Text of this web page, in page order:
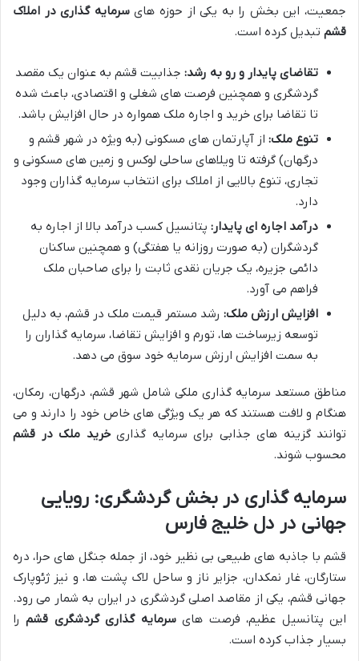
جمعیت، این بخش را به یکی از حوزه هایسرمایه گذاری در املاک
قشم تبدیل کرده است.
تقاضای پایدار و رو به رشد: جذابیت قشم به عنوان یک مقصد
گردشگری و همچنین فرصت های شغلی و اقتصادی، باعث شده
تا تقاضا برای خرید و اجاره ملک همواره در حال افزایش باشد.
تنوع ملک: از آپارتمان های مسکونی (به ویژه در شهر قشم و
درگهان) گرفته تا ویلاهای ساحلی لوکس و زمین های مسکونی و
تجاری، تنوع بالایی از املاک برای انتخاب سرمایه گذاران وجود
دارد.
درآمد اجاره ای پایدار: پتانسیل کسب درآمد بالا از اجاره به
گردشگران (به صورت روزانه یا هفتگی) و همچنین ساکنان
دائمی جزیره، یک جریان نقدی ثابت را برای صاحبان ملک
فراهم می آورد.
افزایش ارزش ملک: رشد مستمر قیمت ملک در قشم، به دلیل
توسعه زیرساخت ها، تورم و افزایش تقاضا، سرمایه گذاران را
به سمت افزایش ارزش سرمایه خود سوق می دهد.
مناطق مستعد سرمایه گذاری ملکی شامل شهر قشم، درگهان، رمکان،
هنگام و لافت هستند که هر یک ویژگی های خاص خود را دارند و می
توانند گزینه های جذابی برای سرمایه گذاریخرید ملک در قشم
محسوب شوند.
سرمایه گذاری در بخش گردشگری: رویایی
جهانی در دل خلیج فارس
قشم با جاذبه های طبیعی بی نظیر خود، از جمله جنگل های حرا، دره
ستارگان، غار نمکدان، جزایر ناز و ساحل لاک پشت ها، و نیز ژئوپارک
جهانی قشم، یکی از مقاصد اصلی گردشگری در ایران به شمار می رود.
این پتانسیل عظیم، فرصت هایسرمایه گذاری گردشگری قشمرا
بسیار جذاب کرده است.